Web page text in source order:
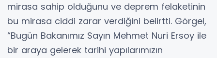
mirasa sahip olduğunu ve deprem felaketinin
bu mirasa ciddi zarar verdiğini belirtti. Görgel,
“Bugün Bakanımız Sayın Mehmet Nuri Ersoy ile
bir araya gelerek tarihi yapılarımızın